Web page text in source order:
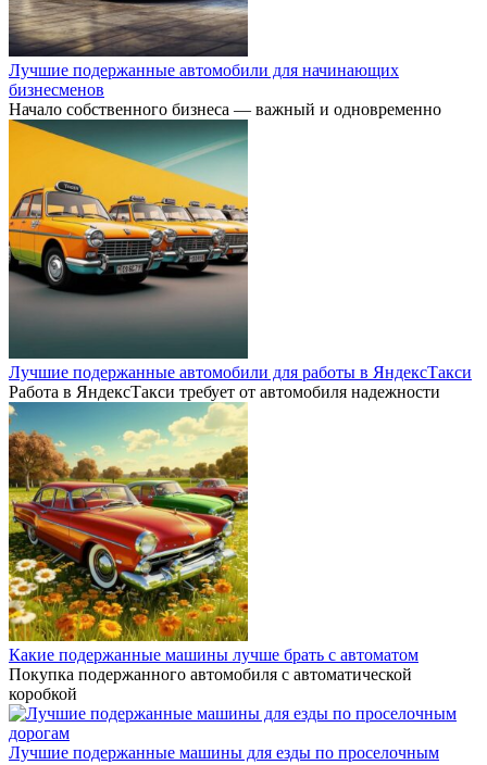
Лучшие подержанные автомобили для начинающих
бизнесменов
Начало собственного бизнеса — важный и одновременно
Лучшие подержанные автомобили для работы в ЯндексТакси
Работа в ЯндексТакси требует от автомобиля надежности
Какие подержанные машины лучше брать с автоматом
Покупка подержанного автомобиля с автоматической
коробкой
Лучшие подержанные машины для езды по проселочным